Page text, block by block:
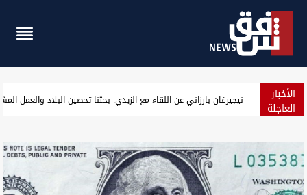
الأخبار
العاجلة ارتفاع أسعار النفط مع ترقب نتائج المحادثات الأميركية الإيرانية